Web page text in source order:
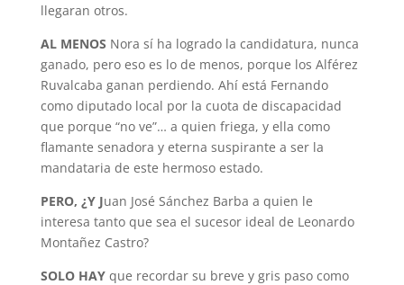
llegaran otros.
AL MENOS Nora sí ha logrado la candidatura, nunca
ganado, pero eso es lo de menos, porque los Alférez
Ruvalcaba ganan perdiendo. Ahí está Fernando
como diputado local por la cuota de discapacidad
que porque “no ve”… a quien friega, y ella como
flamante senadora y eterna suspirante a ser la
mandataria de este hermoso estado.
PERO, ¿Y Juan José Sánchez Barba a quien le
interesa tanto que sea el sucesor ideal de Leonardo
Montañez Castro?
SOLO HAYque recordar su breve y gris paso como